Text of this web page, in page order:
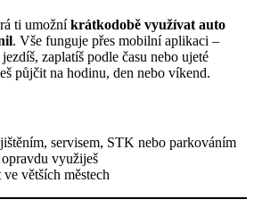
ti umožníkrátkodobě využívat auto
. Vše funguje přes mobilní aplikaci –
zaplatíš podle času nebo ujeté
půjčit na hodinu, den nebo víkend.
servisem, STK nebo parkováním
využiješ
větších městech